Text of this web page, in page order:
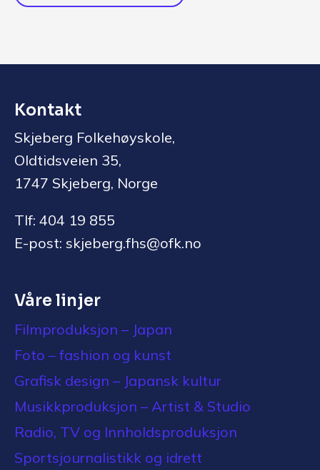
Kontakt
Skjeberg Folkehøyskole,
Oldtidsveien 35,
1747 Skjeberg, Norge
Tlf: 404 19 855
E-post: skjeberg.fhs@ofk.no
Våre linjer
Filmproduksjon – Japan
Foto – fashion og kunst
Grafisk design – Japansk kultur
Musikkproduksjon – Artist & Studio
Radio, TV og Innholdsproduksjon
Sportsjournalistikk og idrett